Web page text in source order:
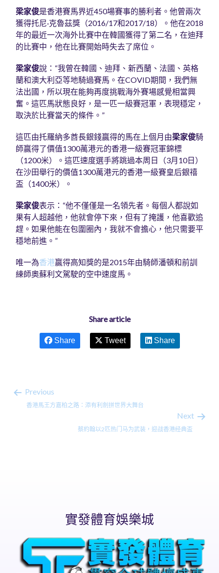
梁家俊是香港賽馬界近450場賽事的勝利者。他曾兩次
獲得托尼·克魯茲獎（2016/17和2017/18）。他在2018
年的最近一次海外比賽中在韓國獲得了第二名，在迪拜
的比賽中，他在比賽開始時失去了席位。
梁家俊說：“我曾在韓國、迪拜、新西蘭、法國、英格
蘭和澳大利亞等地騎過賽馬。在COVID期間，我們無
法出國，所以現在能夠再度挑戰海外賽場感覺相當興
奮。這匹馬狀態良好，是一匹一級賽冠軍，表現穩定，
取決於比賽當天的條件。”
這匹由托羅納多酋長銀錢贏得的馬在上個月由梁家俊騎
師贏得了價值1300萬港元的香港一級賽冠軍錦標
（1200米）。這匹速度選手將跳過本周日（3月10日）
在沙田舉行的價值1300萬港元的香港一級賽皇后銀禧
盃（1400米）。
梁家俊表示：“他不僅僅是一名領先者。每個人都說如
果有人超越他，他就會停下來，但有了掩護，他喜歡追
趕。如果他能在包圍圈內，我就不會擔心，他只需要平
穩地前進。”
唯一為香港贏得高知獎的是2015年由騎師潘頓和前訓
練師奧蘇利文駕駛的空中速度馬。
Share article
Share Tweet Share
Previous
香港馬王方嘉柏之路：添有利劍拼世界大舞台
Next
蔡約翰以2匹热门马为武装，迎战香港经典盃
實發體育娛樂城